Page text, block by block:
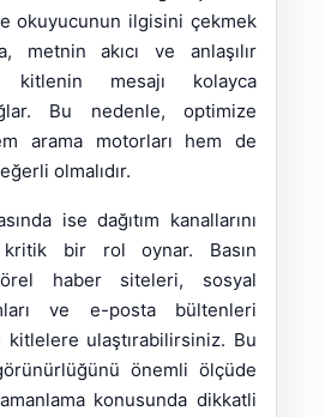
okuyucunun ilgisini çekmek
metnin akıcı ve anlaşılır
kitlenin mesajı kolayca
Bu nedenle, optimize
arama motorları hem de
olmalıdır.
ise dağıtım kanallarını
bir rol oynar. Basın
haber siteleri, sosyal
ve e-posta bültenleri
kitlelere ulaştırabilirsiniz. Bu
önemli ölçüde
konusunda dikkatli